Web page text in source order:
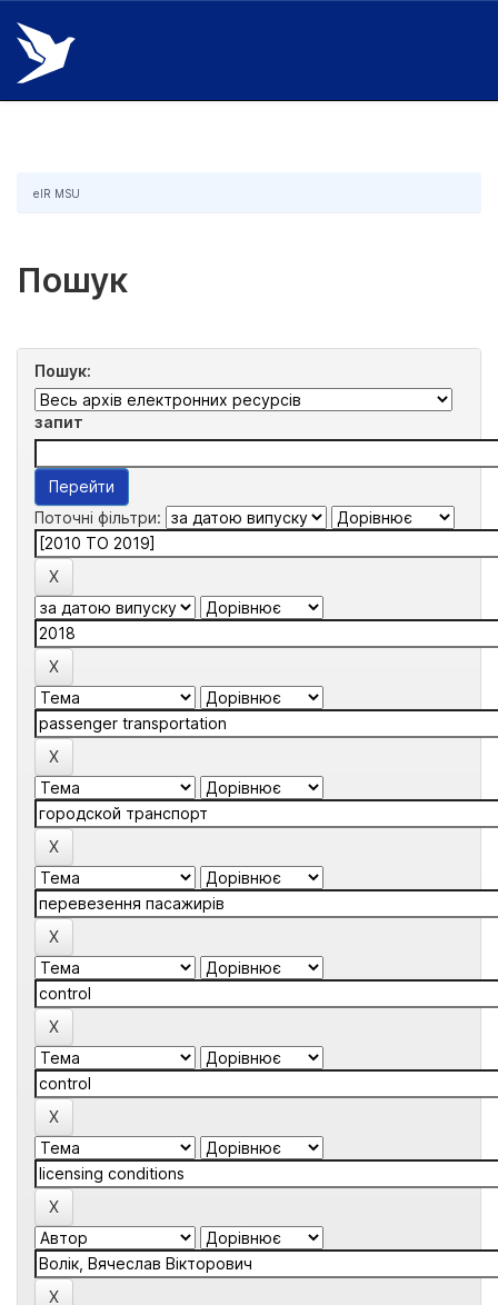
Skip
navigation
eIR MSU
Пошук
Пошук:
запит
Поточні фільтри: